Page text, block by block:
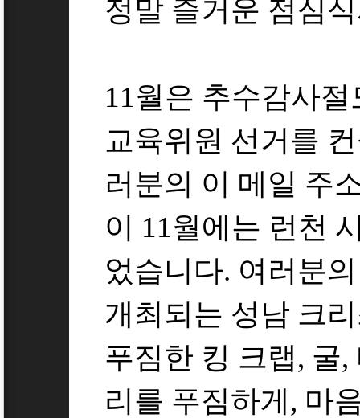
정말 즐거운 점심
11월은 추수감사
교육위원 선거를
러분의 이 메일 주
이 11월에는 런천
었습니다. 여러분
개최되는 성남 크
푸짐한 킹 크랩, 굴
리를 푸짐하게, 마